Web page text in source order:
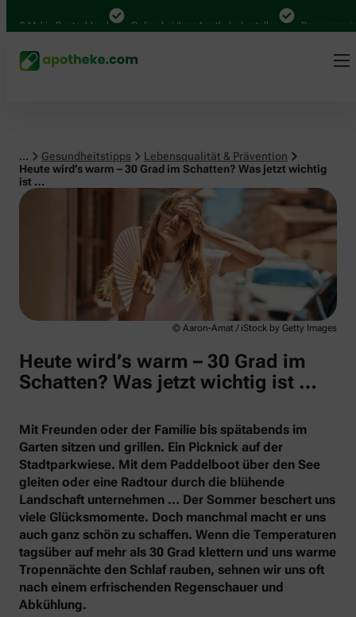
Mal in Deutschland Online bei Ihrer Apotheke bestellen Bequem
... Gesundheitstipps
Lebensqualität & Prävention
Heute wird’s warm – 30 Grad im Schatten? Was jetzt wichtig
ist …
Lebensqualität & Prävention
© Aaron-Amat / iStock by Getty Images
Heute wird’s warm – 30 Grad im
Schatten? Was jetzt wichtig ist …
Mit Freunden oder der Familie bis spätabends im
Garten sitzen und grillen. Ein Picknick auf der
Stadtparkwiese. Mit dem Paddelboot über den See
gleiten oder eine Radtour durch die blühende
Landschaft unternehmen … Der Sommer beschert uns
viele Glücksmomente. Doch manchmal macht er uns
auch ganz schön zu schaffen. Wenn die Temperaturen
tagsüber auf mehr als 30 Grad klettern und uns warme
Tropennächte den Schlaf rauben, sehnen wir uns oft
nach einem erfrischenden Regenschauer und
Abkühlung.